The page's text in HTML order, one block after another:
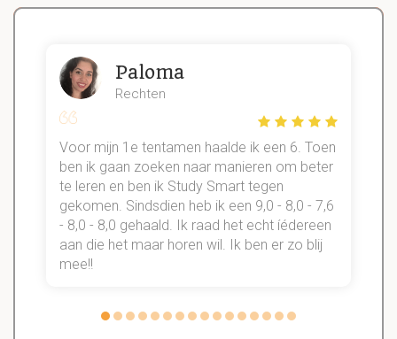
Paloma
Rechten
Voor mijn 1e tentamen haalde ik een 6. Toen
ben ik gaan zoeken naar manieren om beter
te leren en ben ik Study Smart tegen
gekomen. Sindsdien heb ik een 9,0 - 8,0 - 7,6
- 8,0 - 8,0 gehaald. Ik raad het echt íédereen
aan die het maar horen wil. Ik ben er zo blij
mee!!